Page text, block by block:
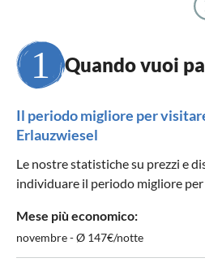
Quando vuoi
Il periodo migliore per
Erlauzwiesel
Le nostre statistiche su prezzi e
individuare il periodo migliore
Mese più economico:
novembre - Ø 147€/notte